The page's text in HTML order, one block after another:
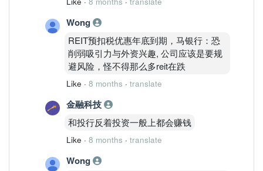
Wong
REIT预扣税优惠年底到期，马银行：恐
削弱吸引力与外资兴趣, 公司应该是要规
避风险，怪不得那么多reit在跌
Like · 8 months · translate
金融科技
和投行反着投资一般上都会赚钱
Like · 8 months · translate
Wong